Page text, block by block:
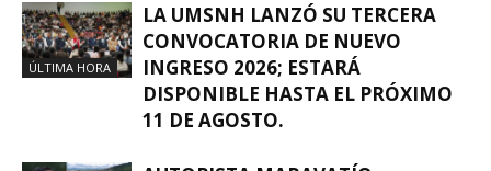
ÚLTIMA HORA
LA UMSNH LANZÓ SU TERCERA
CONVOCATORIA DE NUEVO
INGRESO 2026; ESTARÁ
DISPONIBLE HASTA EL PRÓXIMO
11 DE AGOSTO.